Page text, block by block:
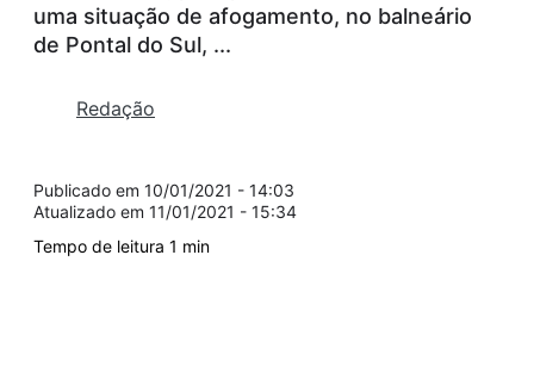
uma situação de afogamento, no balneário
de Pontal do Sul, ...
Redação
10/01/2021 - 14:03
11/01/2021 - 15:34